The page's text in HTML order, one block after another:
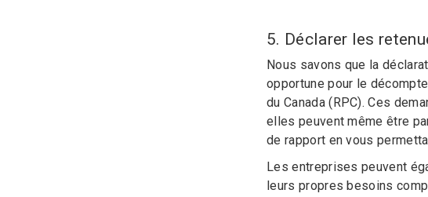
5. Déclarer les
Nous savons que la
opportune pour le
du Canada (RPC). Ces
elles peuvent même être
de rapport en vous
Les entreprises peuvent
leurs propres besoins